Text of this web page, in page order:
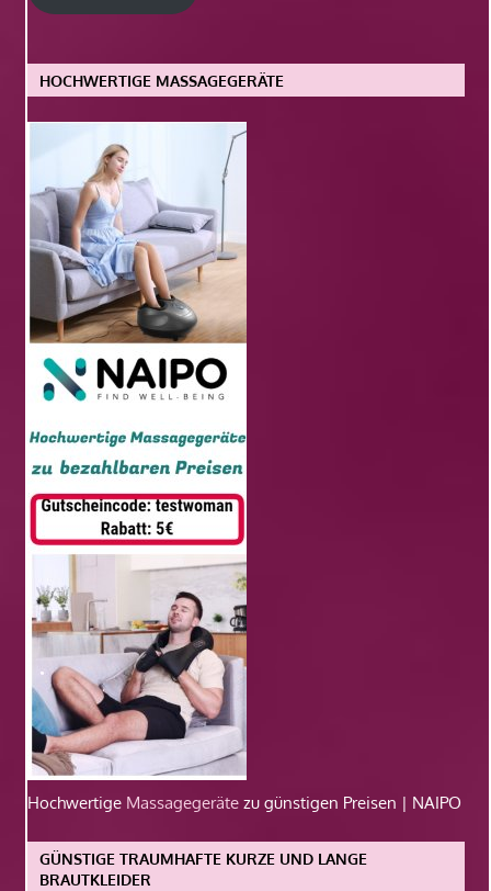
HOCHWERTIGE MASSAGEGERÄTE
Hochwertige Massagegeräte zu günstigen Preisen | NAIPO
GÜNSTIGE TRAUMHAFTE KURZE UND LANGE
BRAUTKLEIDER